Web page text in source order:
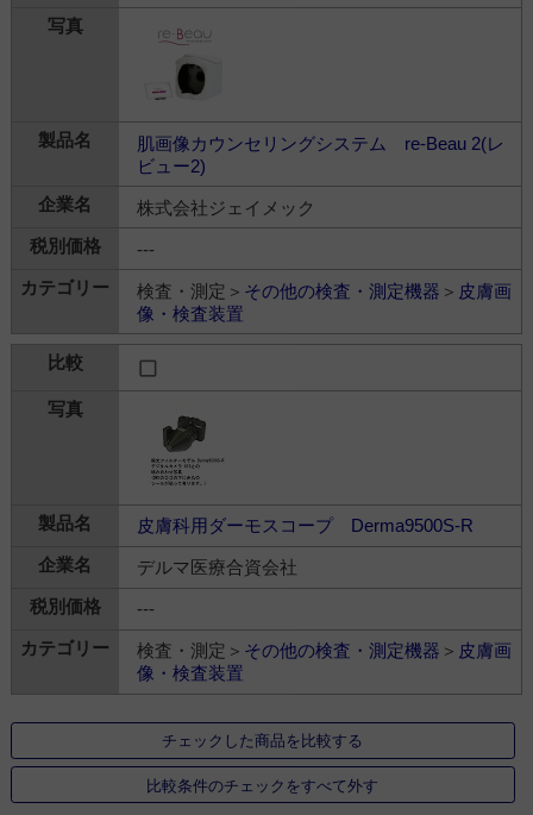
肌画像カウンセリングシステム re-Beau 2(レ
ビュー2)
株式会社ジェイメック
---
検査・測定＞ その他の検査・測定機器 ＞ 皮膚画
像・検査装置
皮膚科用ダーモスコープ Derma9500S-R
デルマ医療合資会社
---
検査・測定＞ その他の検査・測定機器 ＞ 皮膚画
像・検査装置
チェックした商品を比較する
比較条件のチェックをすべて外す